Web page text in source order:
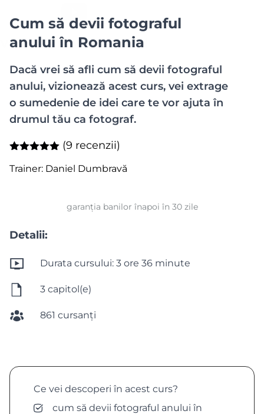
Vezi rezumatul cursului
Ce vei descoperi în acest curs?
cum să devii fotograful anului în
Cum să devii fotograful
anului în Romania
Dacă vrei să afli cum să devii fotograful
anului, vizionează acest curs, vei extrage
o sumedenie de idei care te vor ajuta în
drumul tău ca fotograf.
(9 recenzii)
Trainer: Daniel Dumbravă
garanția banilor înapoi în 30 zile
Detalii:
Durata cursului: 3 ore 36 minute
3 capitol(e)
861 cursanți